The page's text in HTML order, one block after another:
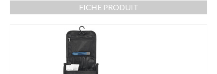
FICHE PRODUIT